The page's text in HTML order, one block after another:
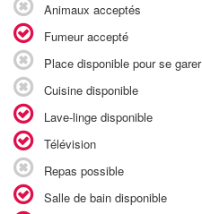
Animaux acceptés
Fumeur accepté
Place disponible pour se garer
Cuisine disponible
Lave-linge disponible
Télévision
Repas possible
Salle de bain disponible